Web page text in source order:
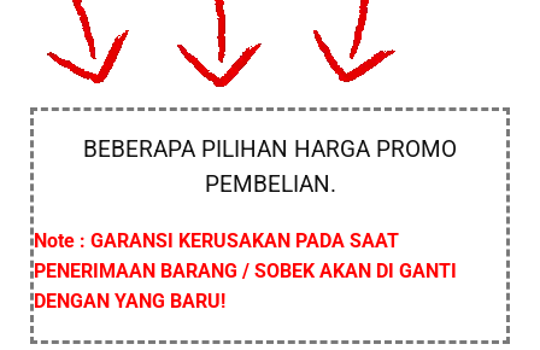
BEBERAPA PILIHAN HARGA PROMO
PEMBELIAN.
Note : GARANSI KERUSAKAN PADA SAAT
PENERIMAAN BARANG / SOBEK AKAN DI GANTI
DENGAN YANG BARU!